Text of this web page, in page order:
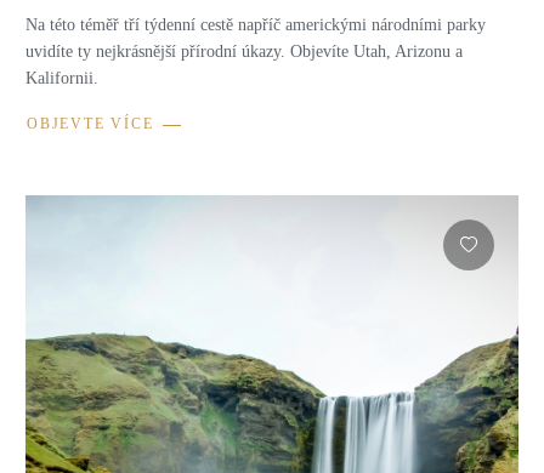
Na této téměř tří týdenní cestě napříč americkými národními parky
uvidíte ty nejkrásnější přírodní úkazy. Objevíte Utah, Arizonu a
Kalifornii.
OBJEVTE VÍCE